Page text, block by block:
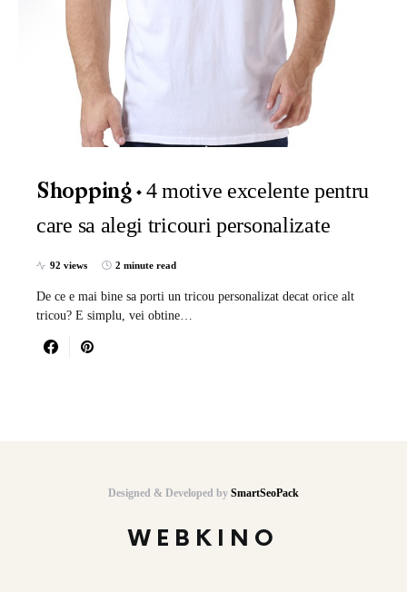
Shopping
4 motive excelente pentru
care sa alegi tricouri personalizate
92 views 2 minute read
De ce e mai bine sa porti un tricou personalizat decat orice alt
tricou? E simplu, vei obtine…
Designed & Developed by SmartSeoPack
WEBKINO